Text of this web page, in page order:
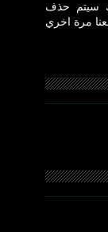
سيتم حذف
مرة اخري